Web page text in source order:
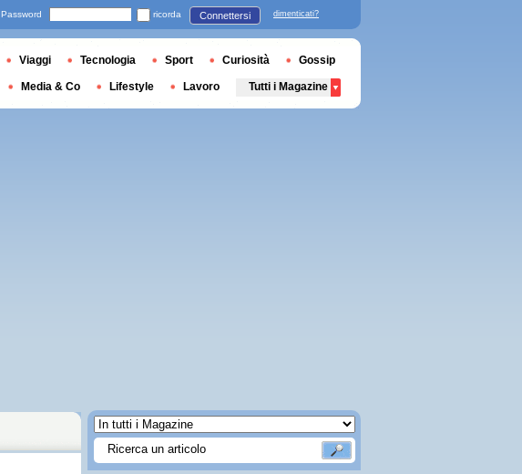
Password ricorda Connettersi dimenticati?
Viaggi Tecnologia Sport Curiosità Gossip
Media & Co Lifestyle Lavoro Tutti i Magazine